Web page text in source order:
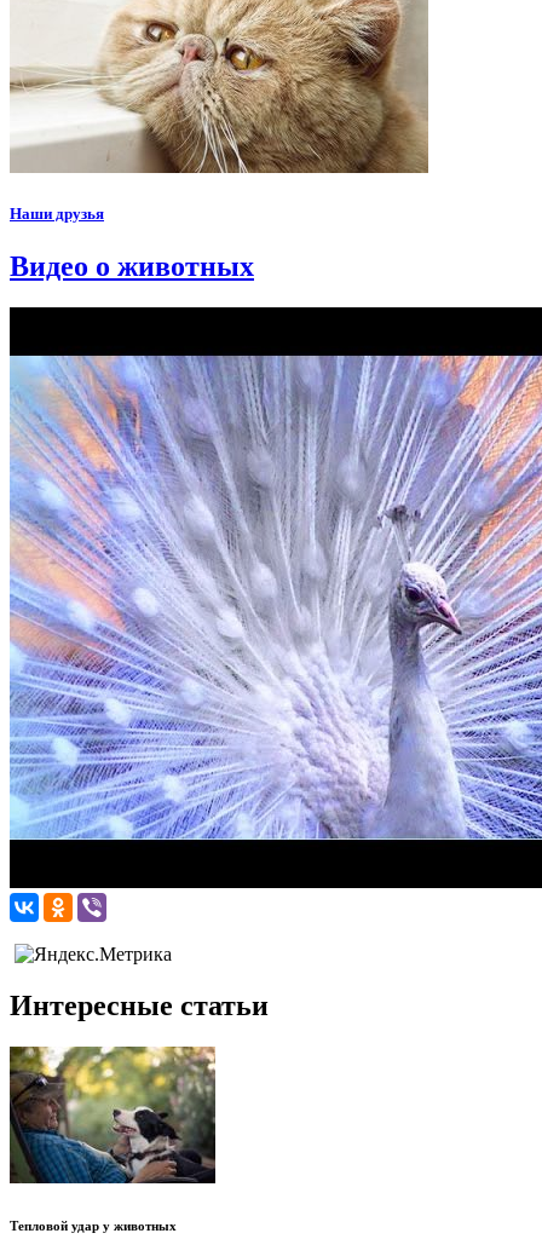
Наши друзья
Видео о животных
Интересные статьи
Тепловой удар у животных